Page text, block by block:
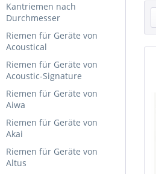
Kantriemen nach
Durchmesser
Riemen für Geräte von
Acoustical
Riemen für Geräte von
Acoustic-Signature
Riemen für Geräte von
Aiwa
Riemen für Geräte von
Akai
Riemen für Geräte von
Altus